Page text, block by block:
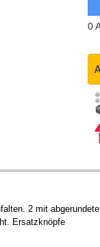
0
2 mit
Ersatzknöpfe